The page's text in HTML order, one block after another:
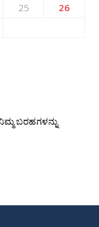
25
26
ಬರಹಗಳನ್ನು